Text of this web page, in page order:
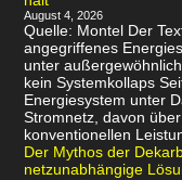
August 4, 2026
Quelle: Montel Der
angegriffenes
unter
kein Systemkollaps
Energiesystem unter
Stromnetz, davon
konventionellen
Der Mythos der
netzunabhängige